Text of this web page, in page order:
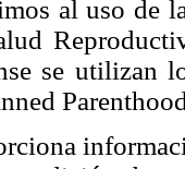
al uso de
se utilizan